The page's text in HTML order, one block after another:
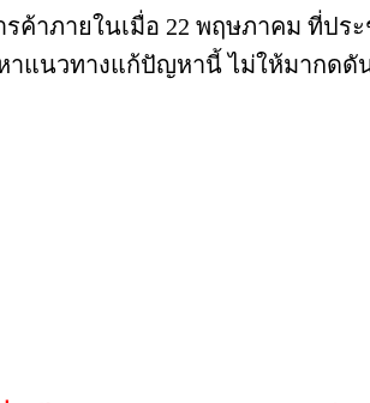
ค้าภายในเมื่อ 22 พฤษภาคม ที่ป
าแนวทางแก้ปัญหานี้ ไม่ให้มากด